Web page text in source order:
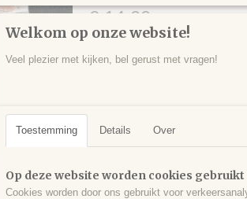
€ 14,00
Aantal
IN WINKELWAGEN
Specificaties
Welkom op onze website!
Veel plezier met kijken, bel gerust met vragen!
Toestemming Details Over
Op deze website worden cookies gebruikt
Cookies worden door ons gebruikt voor